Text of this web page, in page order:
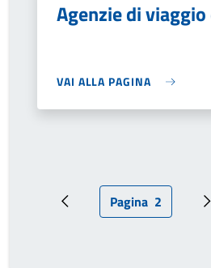
Agenzie di
VAI ALLA PAGINA
Pagina precedentePagina attuale
Pagina 2